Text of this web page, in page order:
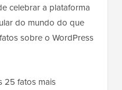
celebrar a plataforma
do mundo do que
sobre o WordPress
25 fatos mais